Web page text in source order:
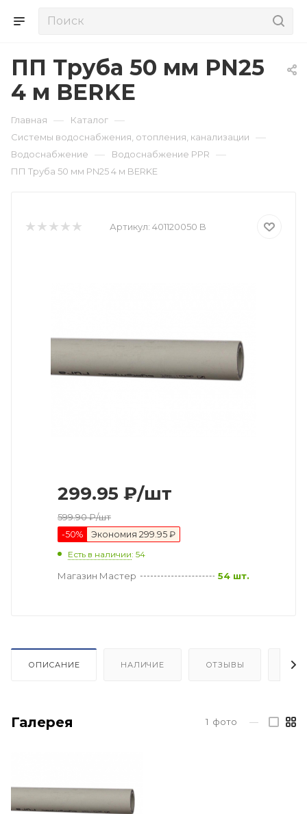
ПП Труба 50 мм PN25
4 м BERKE
Главная — Каталог —
Системы водоснабжения, отопления, канализации —
Водоснабжение — Водоснабжение PPR —
ПП Труба 50 мм PN25 4 м BERKE
Артикул: 401120050 B
299.95 ₽/шт
599.90₽/шт
-50% Экономия 299.95 ₽
Есть в наличии: 54
Магазин Мастер 54 шт.
ОПИСАНИЕ НАЛИЧИЕ ОТЗЫВЫ
Галерея 1 фото —